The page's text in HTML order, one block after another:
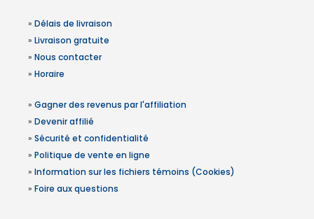
» Délais de livraison
» Livraison gratuite
» Nous contacter
» Horaire
» Gagner des revenus par l'affiliation
» Devenir affilié
» Sécurité et confidentialité
» Politique de vente en ligne
» Information sur les fichiers témoins (Cookies)
» Foire aux questions